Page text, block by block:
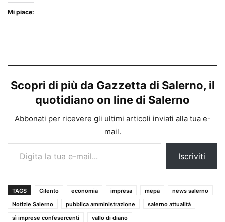
Mi piace:
Scopri di più da Gazzetta di Salerno, il
quotidiano on line di Salerno
Abbonati per ricevere gli ultimi articoli inviati alla tua e-
mail.
Digita la tua e-mail...
Iscriviti
TAGS Cilento economia impresa mepa
news salerno
Notizie Salerno
pubblica amministrazione
salerno attualità
sì imprese confesercenti
vallo di diano